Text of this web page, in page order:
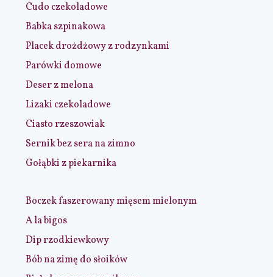
Cudo czekoladowe
Babka szpinakowa
Placek drożdżowy z rodzynkami
Parówki domowe
Deser z melona
Lizaki czekoladowe
Ciasto rzeszowiak
Sernik bez sera na zimno
Gołąbki z piekarnika
Boczek faszerowany mięsem mielonym
A la bigos
Dip rzodkiewkowy
Bób na zimę do słoików